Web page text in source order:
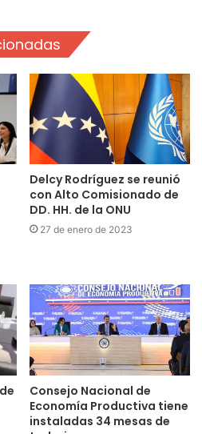
Delcy Rodríguez se reunió
con Alto Comisionado de
DD. HH. de la ONU
27 de enero de 2023
Consejo Nacional de
Economía Productiva tiene
instaladas 34 mesas de